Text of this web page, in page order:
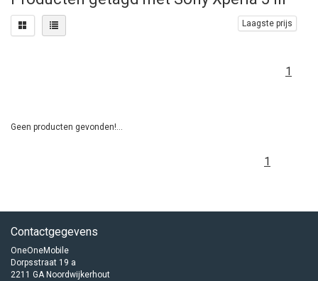
Laagste prijs
1
Geen producten gevonden!...
1
Contactgegevens
OneOneMobile
Dorpsstraat 19 a
2211 GA Noordwijkerhout